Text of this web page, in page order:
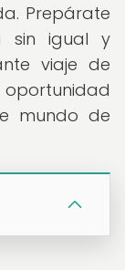
Prepárate
sin igual y
viaje de
oportunidad
mundo de